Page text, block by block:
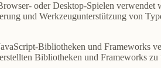
oder Desktop-Spielen
und Werkzeugunterstützung von
Bibliotheken und Frameworks
Bibliotheken und Frameworks